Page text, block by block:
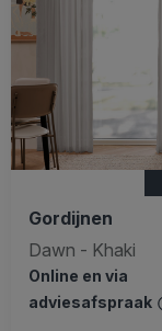
Gordijnen
Dawn - Khaki
Online en via
adviesafspraak